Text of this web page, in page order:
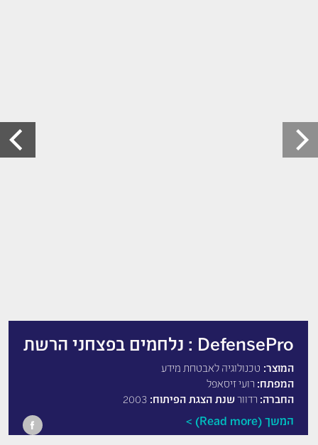
DefensePro : נלחמים בפצחני הרשת
המוצר: טכנולוגיה לאבטחת מידע
המפתח: רועי זיסאפל
החברה: רדוורשנת הצגת הפיתוח: 2003
המשך (Read more)